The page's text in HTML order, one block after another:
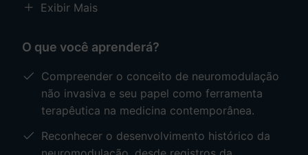
medicina evoluiu ao longo dos séculos até se
ferramenta terapêutica estudada e respaldada
A aula também introduz as principais técnicas
utilizadas atualmente, como a estimulação
transcraniana por corrente contínua (tDCS) e a
Exibir Mais
O que você aprenderá?
Compreender o conceito de neuromodulação
não invasiva e seu papel como ferramenta
terapêutica na medicina contemporânea.
Reconhecer o desenvolvimento histórico da